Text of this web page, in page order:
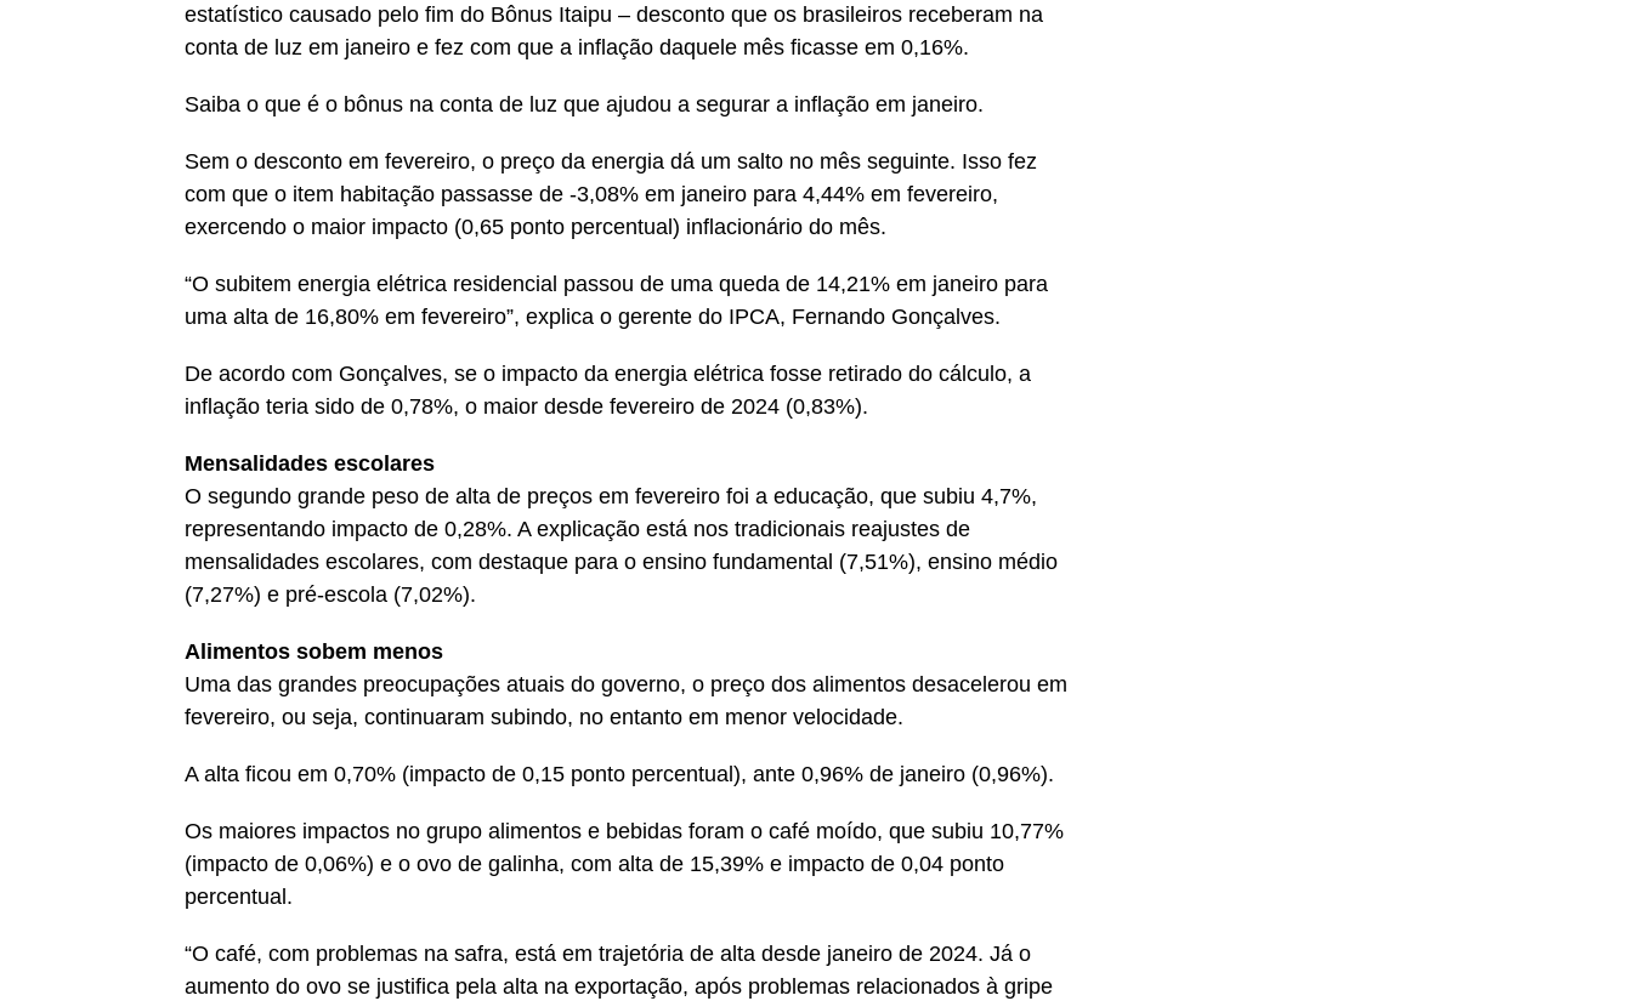
estatístico causado pelo fim do Bônus Itaipu – desconto que os brasileiros receberam na
conta de luz em janeiro e fez com que a inflação daquele mês ficasse em 0,16%.
Saiba o que é o bônus na conta de luz que ajudou a segurar a inflação em janeiro.
Sem o desconto em fevereiro, o preço da energia dá um salto no mês seguinte. Isso fez
com que o item habitação passasse de -3,08% em janeiro para 4,44% em fevereiro,
exercendo o maior impacto (0,65 ponto percentual) inflacionário do mês.
“O subitem energia elétrica residencial passou de uma queda de 14,21% em janeiro para
uma alta de 16,80% em fevereiro”, explica o gerente do IPCA, Fernando Gonçalves.
De acordo com Gonçalves, se o impacto da energia elétrica fosse retirado do cálculo, a
inflação teria sido de 0,78%, o maior desde fevereiro de 2024 (0,83%).
Mensalidades escolares
O segundo grande peso de alta de preços em fevereiro foi a educação, que subiu 4,7%,
representando impacto de 0,28%. A explicação está nos tradicionais reajustes de
mensalidades escolares, com destaque para o ensino fundamental (7,51%), ensino médio
(7,27%) e pré-escola (7,02%).
Alimentos sobem menos
Uma das grandes preocupações atuais do governo, o preço dos alimentos desacelerou em
fevereiro, ou seja, continuaram subindo, no entanto em menor velocidade.
A alta ficou em 0,70% (impacto de 0,15 ponto percentual), ante 0,96% de janeiro (0,96%).
Os maiores impactos no grupo alimentos e bebidas foram o café moído, que subiu 10,77%
(impacto de 0,06%) e o ovo de galinha, com alta de 15,39% e impacto de 0,04 ponto
percentual.
“O café, com problemas na safra, está em trajetória de alta desde janeiro de 2024. Já o
aumento do ovo se justifica pela alta na exportação, após problemas relacionados à gripe